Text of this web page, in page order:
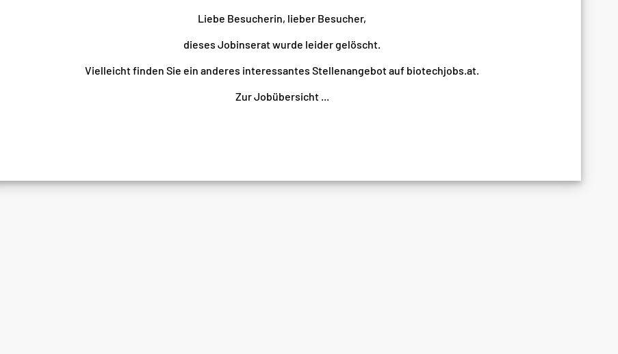
Liebe Besucherin, lieber Besucher,
dieses Jobinserat wurde leider gelöscht.
Vielleicht finden Sie ein anderes interessantes Stellenangebot auf biotechjobs.at.
Zur Jobübersicht ...